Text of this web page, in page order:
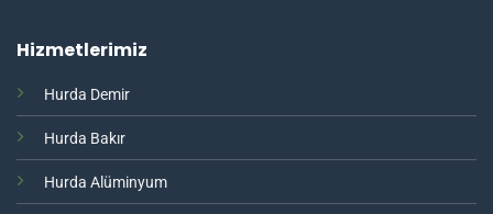
Hizmetlerimiz
Hurda Demir
Hurda Bakır
Hurda Alüminyum